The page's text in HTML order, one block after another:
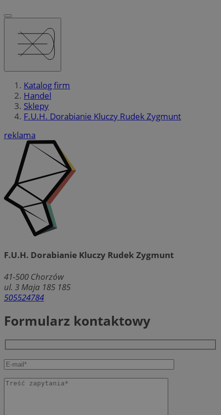
Katalog firm
Handel
Sklepy
F.U.H. Dorabianie Kluczy Rudek Zygmunt
reklama
F.U.H. Dorabianie Kluczy Rudek Zygmunt
41-500 Chorzów
ul. 3 Maja 185 185
505524784
Formularz kontaktowy